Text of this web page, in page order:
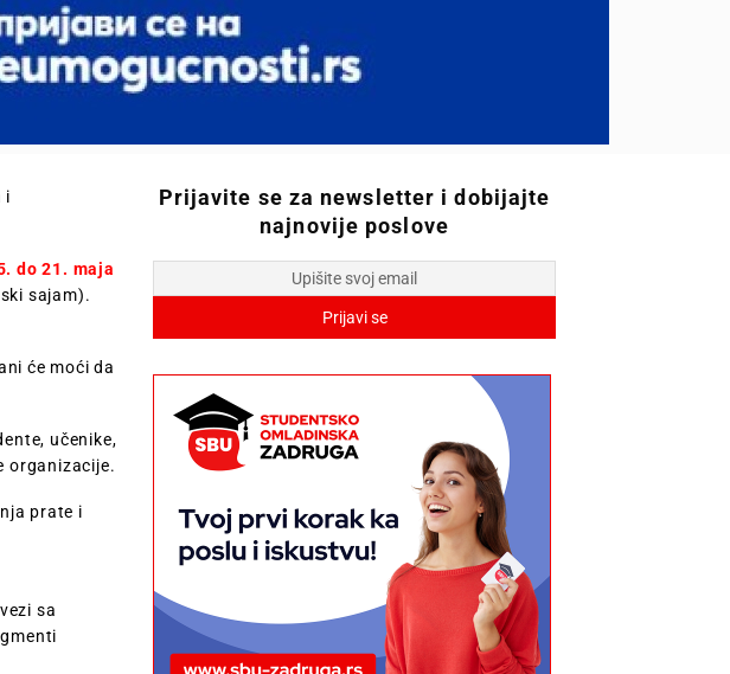
i
do 21. maja
sajam).
će moći da
učenike,
organizacije.
prate i
sa
Prijavite se za newsletter i dobijajte
najnovije poslove